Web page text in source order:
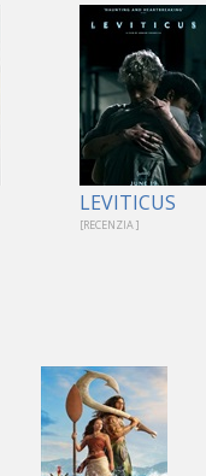
LEVITICUS
[RECENZIA ]